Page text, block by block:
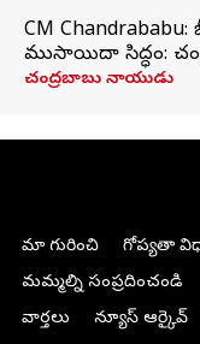
CM Chandrababu:
ముసాయిదా సిద్ధం:
చంద్రబాబు నాయుడు
మా గురించి గోప్యతా
మమ్మల్ని సంప్రదించండి
వార్తలు
న్యూస్ ఆర్కైవ్